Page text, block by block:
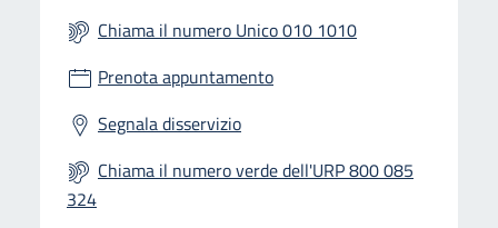
Chiama il numero Unico 010 1010
Prenota appuntamento
Segnala disservizio
Chiama il numero verde dell'URP 800 085
324